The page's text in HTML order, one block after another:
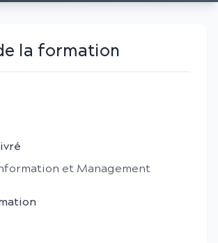
la formation
et Management